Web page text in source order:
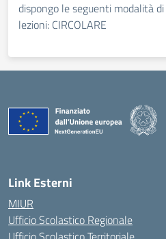
dispongo le seguenti modalità
lezioni: CIRCOLARE
Link Esterni
MIUR
Ufficio Scolastico Regionale